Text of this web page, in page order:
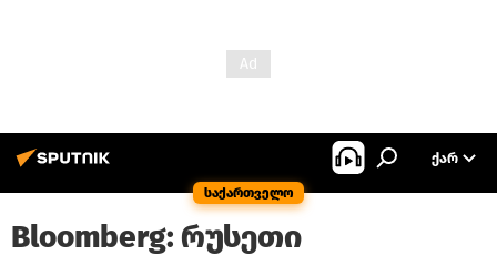
საქართველო
ᲥᲐᲠ
Bloomberg: რუსეთი